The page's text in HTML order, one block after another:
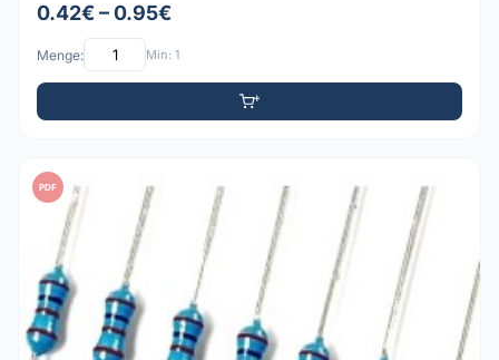
0.42€ – 0.95€
Menge: Min: 1
PDF